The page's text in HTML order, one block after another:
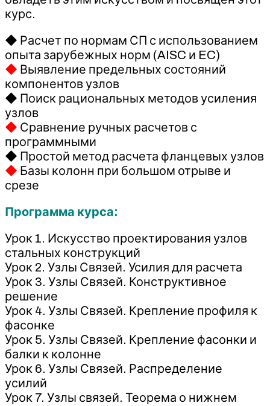
курс.
◆ Расчет по нормам СП с использованием
опыта зарубежных норм (AISC и EC)
◆ Выявление предельных состояний
компонентов узлов
◆ Поиск рациональных методов усиления
узлов
◆ Сравнение ручных расчетов с
программными
◆ Простой метод расчета фланцевых узлов
◆ Базы колонн при большом отрыве и
срезе
Программа курса:
Урок 1. Искусство проектирования узлов
стальных конструкций
Урок 2. Узлы Связей. Усилия для расчета
Урок 3. Узлы Связей. Конструктивное
решение
Урок 4. Узлы Связей. Крепление профиля к
фасонке
Урок 5. Узлы Связей. Крепление фасонки и
балки к колонне
Урок 6. Узлы Связей. Распределение
усилий
Урок 7. Узлы связей. Теорема о нижнем